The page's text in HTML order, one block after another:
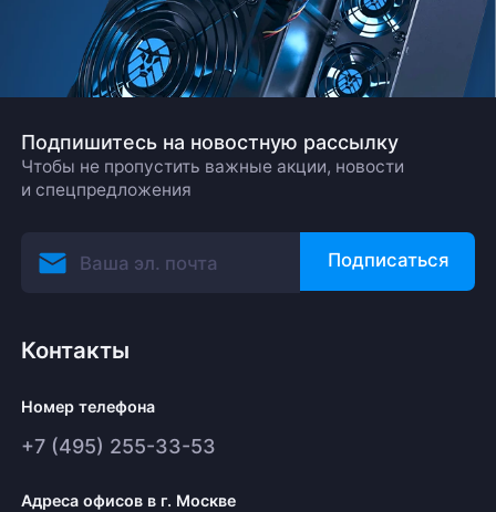
Подпишитесь на новостную рассылку
Чтобы не пропустить важные акции, новости
и спецпредложения
Подписаться
Контакты
Номер телефона
+7 (495) 255-33-53
Адреса офисов в г. Москве